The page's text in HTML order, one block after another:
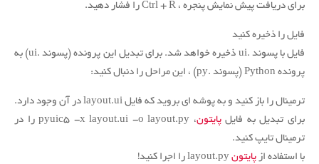
برای دریافت پیش نمایش پنجره ، Ctrl + R را فشار دهید.
فایل را ذخیره کنید
فایل با پسوند .ui ذخیره خواهد شد. برای تبدیل این پرونده (پسوند .ui) به
پرونده Python (پسوند .py) ، این مراحل را دنبال کنید:
ترمینال را باز کنید و به پوشه ای بروید که فایل layout.ui در آن وجود دارد.
برای تبدیل به فایلپایتون
، pyuic5 -x layout.ui -o layout.py را در
ترمینال تایپ کنید.
با استفاده از پایتون